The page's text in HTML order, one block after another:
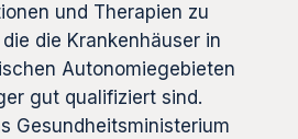
und Therapien zu
die Krankenhäuser in
Autonomiegebieten
gut qualifiziert sind.
Gesundheitsministerium